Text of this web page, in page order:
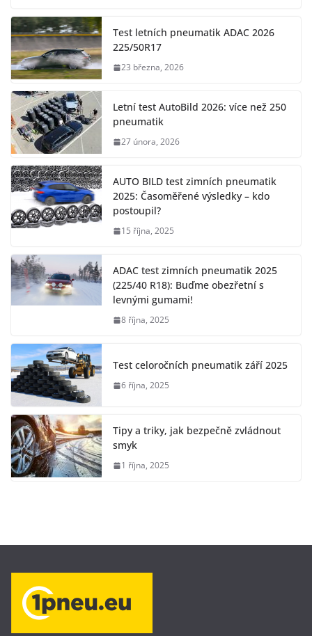
Test letních pneumatik ADAC 2026
225/50R17
23 března, 2026
Letní test AutoBild 2026: více než 250
pneumatik
27 února, 2026
AUTO BILD test zimních pneumatik
2025: Časoměřené výsledky – kdo
postoupil?
15 října, 2025
ADAC test zimních pneumatik 2025
(225/40 R18): Buďme obezřetní s
levnými gumami!
8 října, 2025
Test celoročních pneumatik září 2025
6 října, 2025
Tipy a triky, jak bezpečně zvládnout
smyk
1 října, 2025